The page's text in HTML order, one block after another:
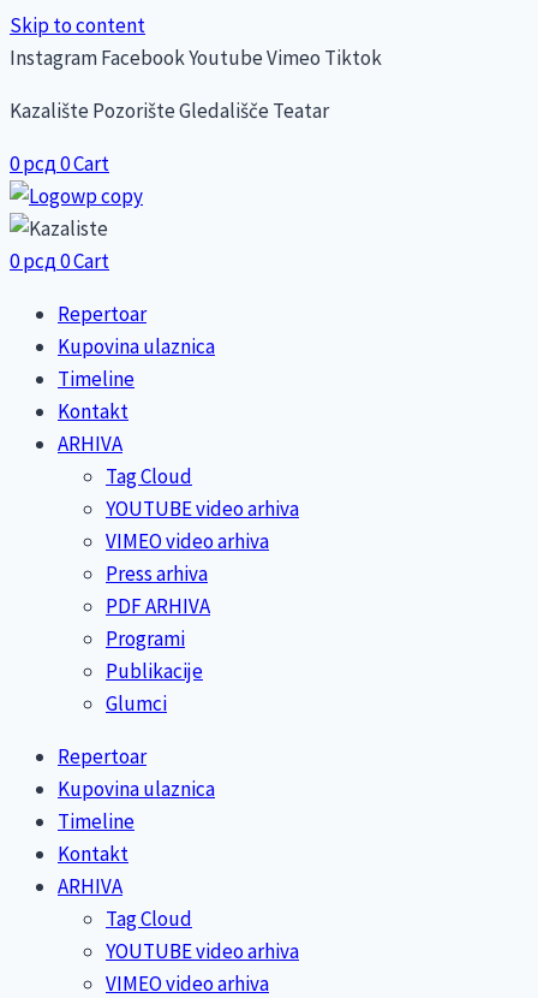
Skip to content
InstagramFacebookYoutubeVimeo Tiktok
Kazalište Pozorište Gledališče Teatar
0рсд0Cart
0рсд0Cart
Repertoar
Kupovina ulaznica
Timeline
Kontakt
ARHIVA
Tag Cloud
YOUTUBE video arhiva
VIMEO video arhiva
Press arhiva
PDF ARHIVA
Programi
Publikacije
Glumci
Repertoar
Kupovina ulaznica
Timeline
Kontakt
ARHIVA
Tag Cloud
YOUTUBE video arhiva
VIMEO video arhiva